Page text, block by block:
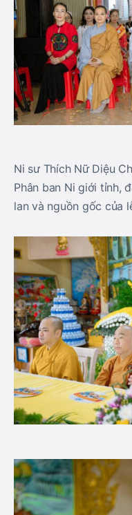
Ni sư Thích Nữ Diệu
Phân ban Ni giới tỉnh,
lan và nguồn gốc của